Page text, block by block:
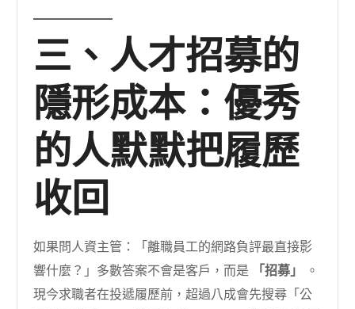
三、人才招募的
隱形成本：優秀
的人默默把履歷
收回
如果問人資主管：「離職員工的網路負評最直接影
響什麼？」多數答案不會是客戶，而是
「招募」
。
現今求職者在投遞履歷前，超過八成會先搜尋「公